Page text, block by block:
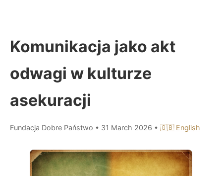
Komunikacja jako akt
odwagi w kulturze
asekuracji
Fundacja Dobre Państwo • 31 March 2026 • 🇬🇧 English